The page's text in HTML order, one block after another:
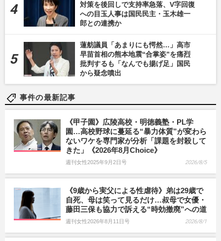
対策を後回しで支持率急落、V字回復
への目玉人事は国民民主・玉木雄一
郎との連携か
蓮舫議員「あまりにも愕然…」高市
早苗首相の熊本地震“合掌姿”を痛烈
批判するも「なんでも揚げ足」国民
から疑念噴出
事件の最新記事
《甲子園》広陵高校・明徳義塾・PL学
園…高校野球に蔓延る“暴力体質”が変わら
ないワケを専門家が分析「課題を封殺して
きた」《2026年8月Choice》
週刊女性2025年9月2日号 2026/8/5
《9歳から実父による性虐待》弟は29歳で
自死、母は笑って見るだけ…叔母で女優・
藤田三保も協力で訴える“時効撤廃”への道
週刊女性2026年8月11日号 2026/8/1